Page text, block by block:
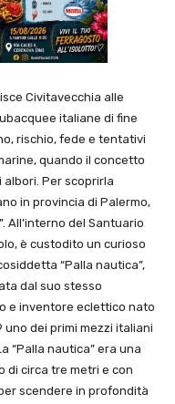
Civitavecchia alle
italiane di fine
rischio, fede e tentativi
quando il concetto
Per scoprirla
in provincia di Palermo,
All’interno del Santuario
è custodito un curioso
“Palla nautica”,
dal suo stesso
e inventore eclettico nato
dei primi mezzi italiani
“Palla nautica” era una
di circa tre metri e con
scendere in profondità